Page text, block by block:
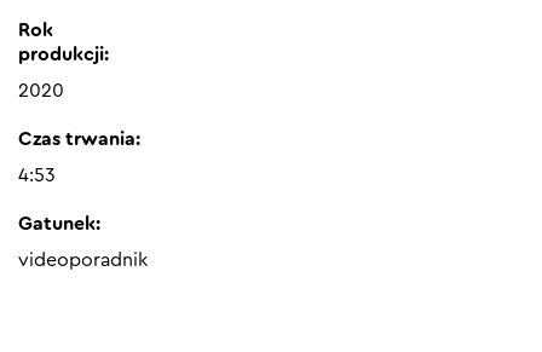
Rok
produkcji:
2020
Czas trwania:
4:53
Gatunek:
videoporadnik